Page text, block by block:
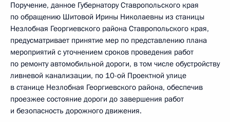
Поручение, данное Губернатору Ставропольского края
по обращению Шитовой Ирины Николаевны из станицы
Незлобная Георгиевского района Ставропольского края,
предусматривает принятие мер по представлению плана
мероприятий с уточнением сроков проведения работ
по ремонту автомобильной дороги, в том числе обустройству
ливневой канализации, по 10-ой Проектной улице
в станице Незлобная Георгиевского района, обеспечив
проезжее состояние дороги до завершения работ
и безопасность дорожного движения.